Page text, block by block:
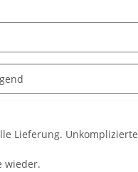
Lieferung. Unkomplizierte
wieder.